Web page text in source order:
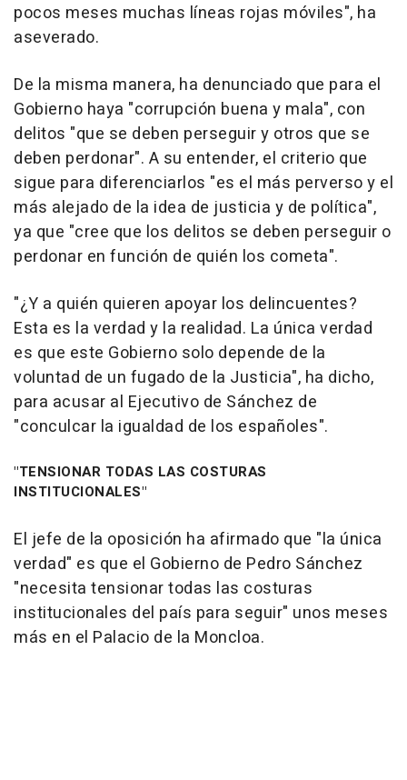
pocos meses muchas líneas rojas móviles", ha
aseverado.
De la misma manera, ha denunciado que para el
Gobierno haya "corrupción buena y mala", con
delitos "que se deben perseguir y otros que se
deben perdonar". A su entender, el criterio que
sigue para diferenciarlos "es el más perverso y el
más alejado de la idea de justicia y de política",
ya que "cree que los delitos se deben perseguir o
perdonar en función de quién los cometa".
"¿Y a quién quieren apoyar los delincuentes?
Esta es la verdad y la realidad. La única verdad
es que este Gobierno solo depende de la
voluntad de un fugado de la Justicia", ha dicho,
para acusar al Ejecutivo de Sánchez de
"conculcar la igualdad de los españoles".
"TENSIONAR TODAS LAS COSTURAS
INSTITUCIONALES"
El jefe de la oposición ha afirmado que "la única
verdad" es que el Gobierno de Pedro Sánchez
"necesita tensionar todas las costuras
institucionales del país para seguir" unos meses
más en el Palacio de la Moncloa.